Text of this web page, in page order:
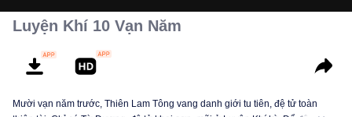
Luyện Khí 10 Vạn Năm
Mười vạn năm trước, Thiên Lam Tông vang danh giới tu tiên, đệ tử toàn